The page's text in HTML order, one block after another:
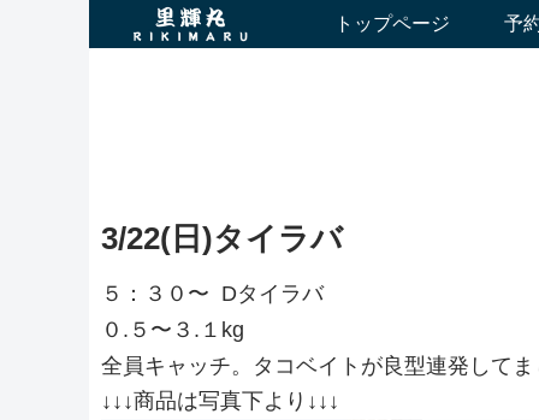
トップページ 予
3/22(日)タイラバ
５：３０〜 Dタイラバ
０.５〜３.１kg
全員キャッチ。タコベイトが良型連発して
↓↓↓商品は写真下より↓↓↓